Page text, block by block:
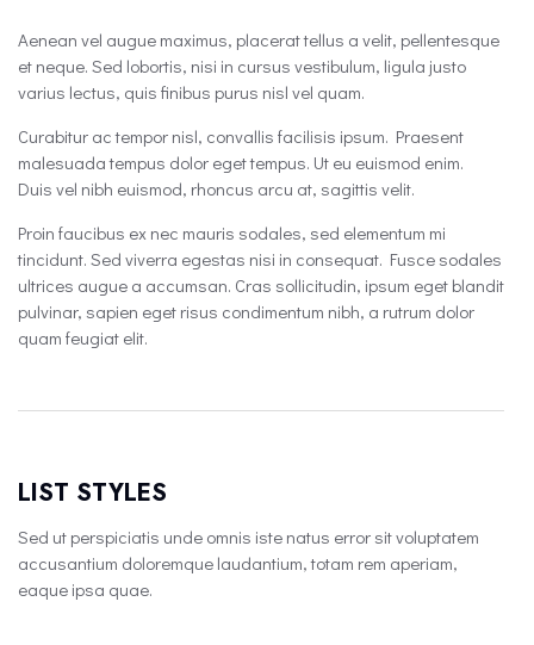
Aenean vel augue maximus, placerat tellus a velit, pellentesque
et neque. Sed lobortis, nisi in cursus vestibulum, ligula justo
varius lectus, quis finibus purus nisl vel quam.
Curabitur ac tempor nisl, convallis facilisis ipsum. Praesent
malesuada tempus dolor eget tempus. Ut eu euismod enim.
Duis vel nibh euismod, rhoncus arcu at, sagittis velit.
Proin faucibus ex nec mauris sodales, sed elementum mi
tincidunt. Sed viverra egestas nisi in consequat. Fusce sodales
ultrices augue a accumsan. Cras sollicitudin, ipsum eget blandit
pulvinar, sapien eget risus condimentum nibh, a rutrum dolor
quam feugiat elit.
LIST STYLES
Sed ut perspiciatis unde omnis iste natus error sit voluptatem
accusantium doloremque laudantium, totam rem aperiam,
eaque ipsa quae.